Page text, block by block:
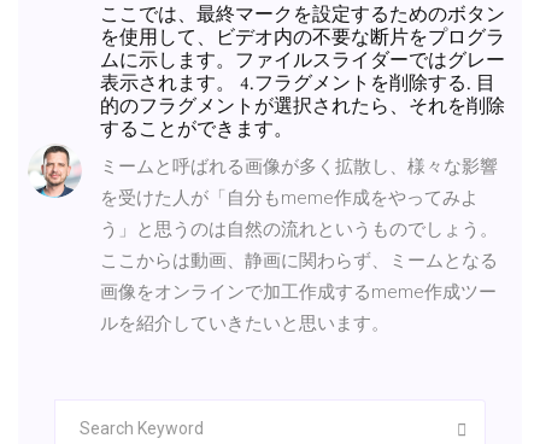
ここでは、最終マークを設定するためのボタン
を使用して、ビデオ内の不要な断片をプログラ
ムに示します。ファイルスライダーではグレー
表示されます。 4.フラグメントを削除する. 目
的のフラグメントが選択されたら、それを削除
することができます。
ミームと呼ばれる画像が多く拡散し、様々な影響
を受けた人が「自分もmeme作成をやってみよ
う」と思うのは自然の流れというものでしょう。
ここからは動画、静画に関わらず、ミームとなる
画像をオンラインで加工作成するmeme作成ツー
ルを紹介していきたいと思います。